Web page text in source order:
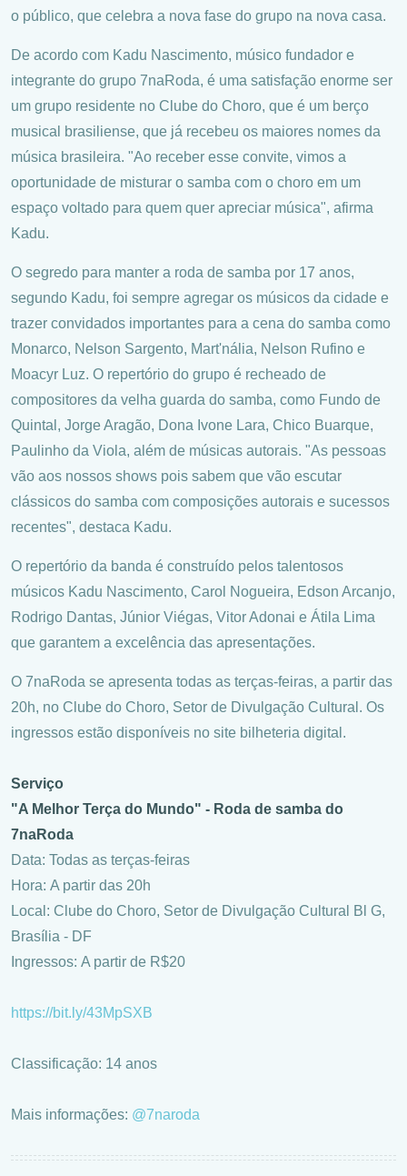
o público, que celebra a nova fase do grupo na nova casa.
De acordo com Kadu Nascimento, músico fundador e
integrante do grupo 7naRoda, é uma satisfação enorme ser
um grupo residente no Clube do Choro, que é um berço
musical brasiliense, que já recebeu os maiores nomes da
música brasileira. "Ao receber esse convite, vimos a
oportunidade de misturar o samba com o choro em um
espaço voltado para quem quer apreciar música", afirma
Kadu.
O segredo para manter a roda de samba por 17 anos,
segundo Kadu, foi sempre agregar os músicos da cidade e
trazer convidados importantes para a cena do samba como
Monarco, Nelson Sargento, Mart'nália, Nelson Rufino e
Moacyr Luz. O repertório do grupo é recheado de
compositores da velha guarda do samba, como Fundo de
Quintal, Jorge Aragão, Dona Ivone Lara, Chico Buarque,
Paulinho da Viola, além de músicas autorais. "As pessoas
vão aos nossos shows pois sabem que vão escutar
clássicos do samba com composições autorais e sucessos
recentes", destaca Kadu.
O repertório da banda é construído pelos talentosos
músicos Kadu Nascimento, Carol Nogueira, Edson Arcanjo,
Rodrigo Dantas, Júnior Viégas, Vitor Adonai e Átila Lima
que garantem a excelência das apresentações.
O 7naRoda se apresenta todas as terças-feiras, a partir das
20h, no Clube do Choro, Setor de Divulgação Cultural. Os
ingressos estão disponíveis no site bilheteria digital.
Serviço
"A Melhor Terça do Mundo" - Roda de samba do
7naRoda
Data: Todas as terças-feiras
Hora: A partir das 20h
Local: Clube do Choro, Setor de Divulgação Cultural Bl G,
Brasília - DF
Ingressos: A partir de R$20
https://bit.ly/43MpSXB
Classificação: 14 anos
Mais informações: @7naroda